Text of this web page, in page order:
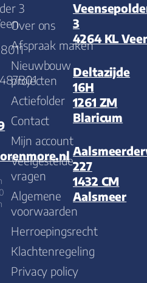
3
Over ons
Afspraak maken
Nieuwbouw
projecten
Actiefolder
Contact
Mijn account
Veelgestelde
vragen
Algemene
voorwaarden
Herroepingsrecht
Klachtenregeling
Privacy policy
3
4264 KL
Deltazijde
16H
1261 ZM
Blaricum
227
1432 CM
Aalsmeer